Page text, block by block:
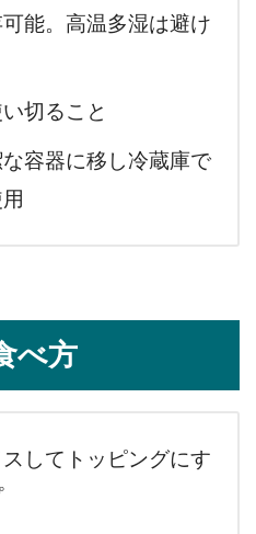
能。高温多湿は避け
切ること
容器に移し冷蔵庫で
べ方
してトッピングにす